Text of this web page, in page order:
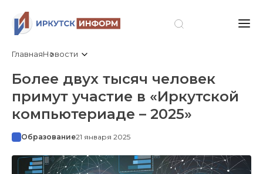
ГлавнаяНовости
Более двух тысяч человек
примут участие в «Иркутской
компьютериаде – 2025»
Образование21 января 2025